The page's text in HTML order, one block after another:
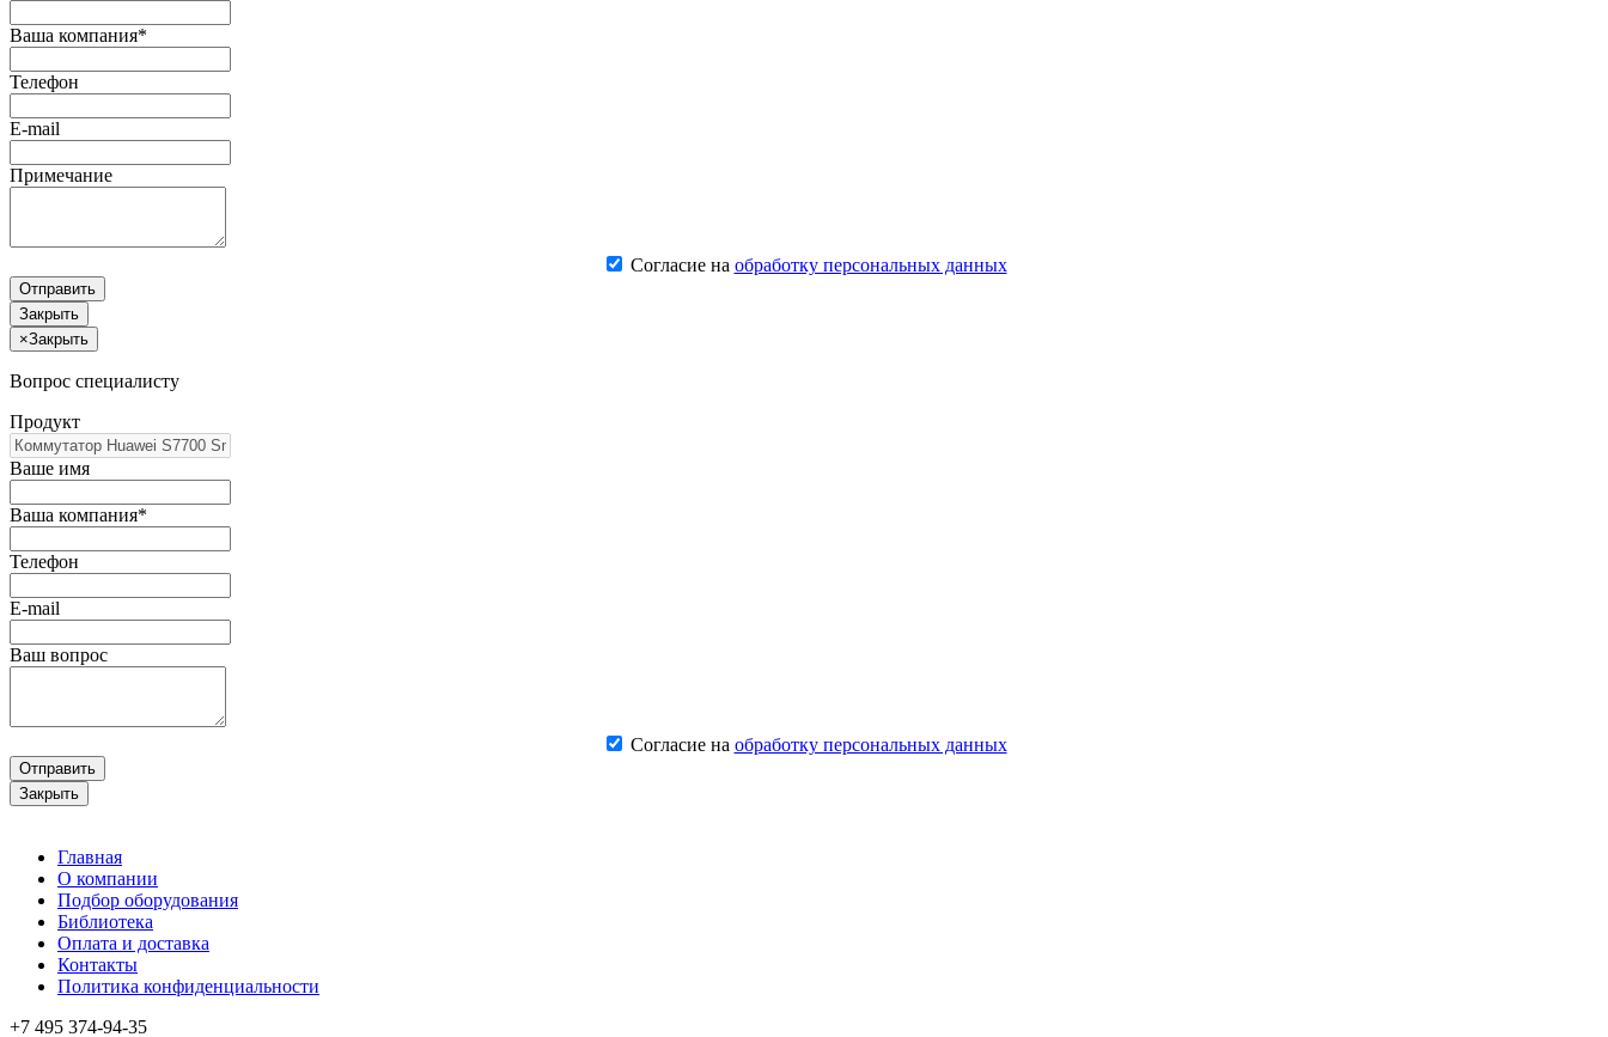
Ваша компания*
Телефон
E-mail
Примечание
Согласие на обработку персональных данных
Отправить
Закрыть
×Закрыть
Вопрос специалисту
Продукт
Ваше имя
Ваша компания*
Телефон
E-mail
Ваш вопрос
Согласие на обработку персональных данных
Отправить
Закрыть
Главная
О компании
Подбор оборудования
Библиотека
Оплата и доставка
Контакты
Политика конфиденциальности
+7 495 374-94-35